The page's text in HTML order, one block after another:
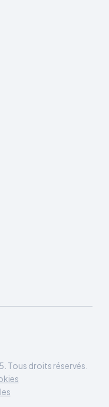
Tous droits réservés.